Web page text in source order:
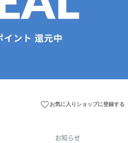
favorite_borderお気に入りショップに登録する
お知らせ